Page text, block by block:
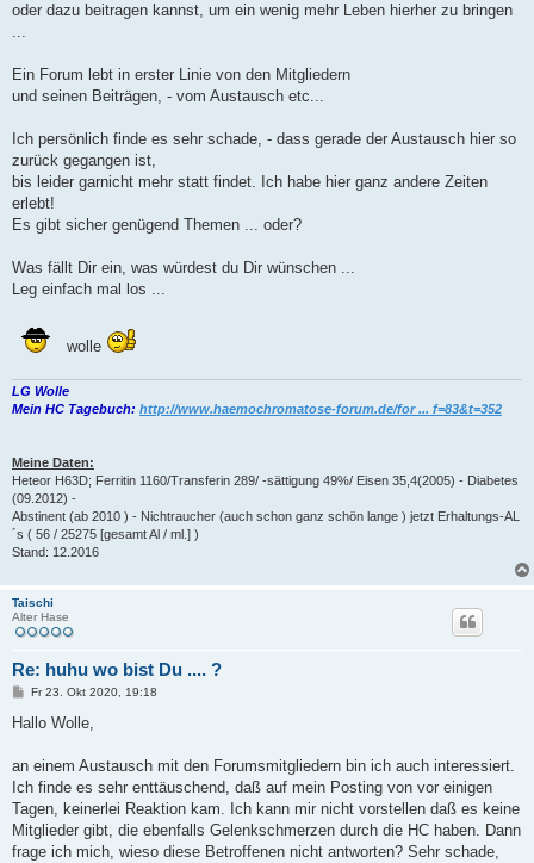
oder dazu beitragen kannst, um ein wenig mehr Leben hierher zu bringen
...
Ein Forum lebt in erster Linie von den Mitgliedern
und seinen Beiträgen, - vom Austausch etc...
Ich persönlich finde es sehr schade, - dass gerade der Austausch hier so
zurück gegangen ist,
bis leider garnicht mehr statt findet. Ich habe hier ganz andere Zeiten
erlebt!
Es gibt sicher genügend Themen ... oder?
Was fällt Dir ein, was würdest du Dir wünschen ...
Leg einfach mal los ...
wolle
LG Wolle
Mein HC Tagebuch: http://www.haemochromatose-forum.de/for ... f=83&t=352
Meine Daten:
Heteor H63D; Ferritin 1160/Transferin 289/ -sättigung 49%/ Eisen 35,4(2005) - Diabetes
(09.2012) -
Abstinent (ab 2010 ) - Nichtraucher (auch schon ganz schön lange ) jetzt Erhaltungs-AL
´s ( 56 / 25275 [gesamt Al / ml.] )
Stand: 12.2016
Taischi
Alter Hase
Re: huhu wo bist Du .... ?
B
i
a
Fr 23. Okt 2020, 19:18
Hallo Wolle,
an einem Austausch mit den Forumsmitgliedern bin ich auch interessiert.
Ich finde es sehr enttäuschend, daß auf mein Posting von vor einigen
Tagen, keinerlei Reaktion kam. Ich kann mir nicht vorstellen daß es keine
Mitglieder gibt, die ebenfalls Gelenkschmerzen durch die HC haben. Dann
frage ich mich, wieso diese Betroffenen nicht antworten? Sehr schade,